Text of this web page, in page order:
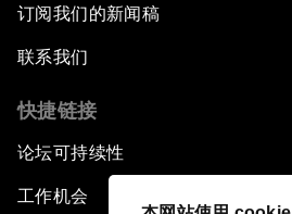
订阅我们的新闻稿
联系我们
快捷链接
论坛可持续性
工作机会